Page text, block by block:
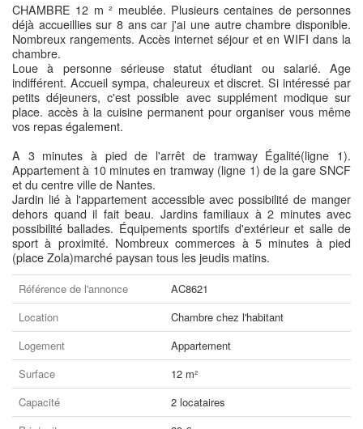
CHAMBRE 12 m ² meublée. Plusieurs centaines de personnes
déjà accueillies sur 8 ans car j'ai une autre chambre disponible.
Nombreux rangements. Accès internet séjour et en WIFI dans la
chambre.
Loue à personne sérieuse statut étudiant ou salarié. Age
indifférent. Accueil sympa, chaleureux et discret. Si intéressé par
petits déjeuners, c'est possible avec supplément modique sur
place. accès à la cuisine permanent pour organiser vous même
vos repas également.
A 3 minutes à pied de l'arrêt de tramway Égalité(ligne 1).
Appartement à 10 minutes en tramway (ligne 1) de la gare SNCF
et du centre ville de Nantes.
Jardin lié à l'appartement accessible avec possibilité de manger
dehors quand il fait beau. Jardins familiaux à 2 minutes avec
possibilité ballades. Équipements sportifs d'extérieur et salle de
sport à proximité. Nombreux commerces à 5 minutes à pied
(place Zola)marché paysan tous les jeudis matins.
Référence de l'annonce
AC8621
Location
Chambre chez l'habitant
Logement
Appartement
Surface
12 m²
Capacité
2 locataires